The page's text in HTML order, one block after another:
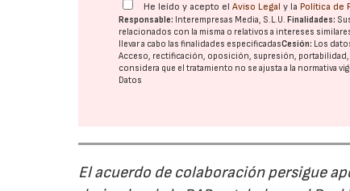
He leído y acepto elAviso Legal y la Política de
Responsable: Interempresas Media, S.L.U. Finalidades:
relacionados con la misma o relativos a intereses
llevar a cabo las finalidades especificadasCesión: Los
Acceso, rectificación, oposición, supresión,
considera que el tratamiento no se ajusta a la normativa
Datos
El acuerdo de colaboración persigue